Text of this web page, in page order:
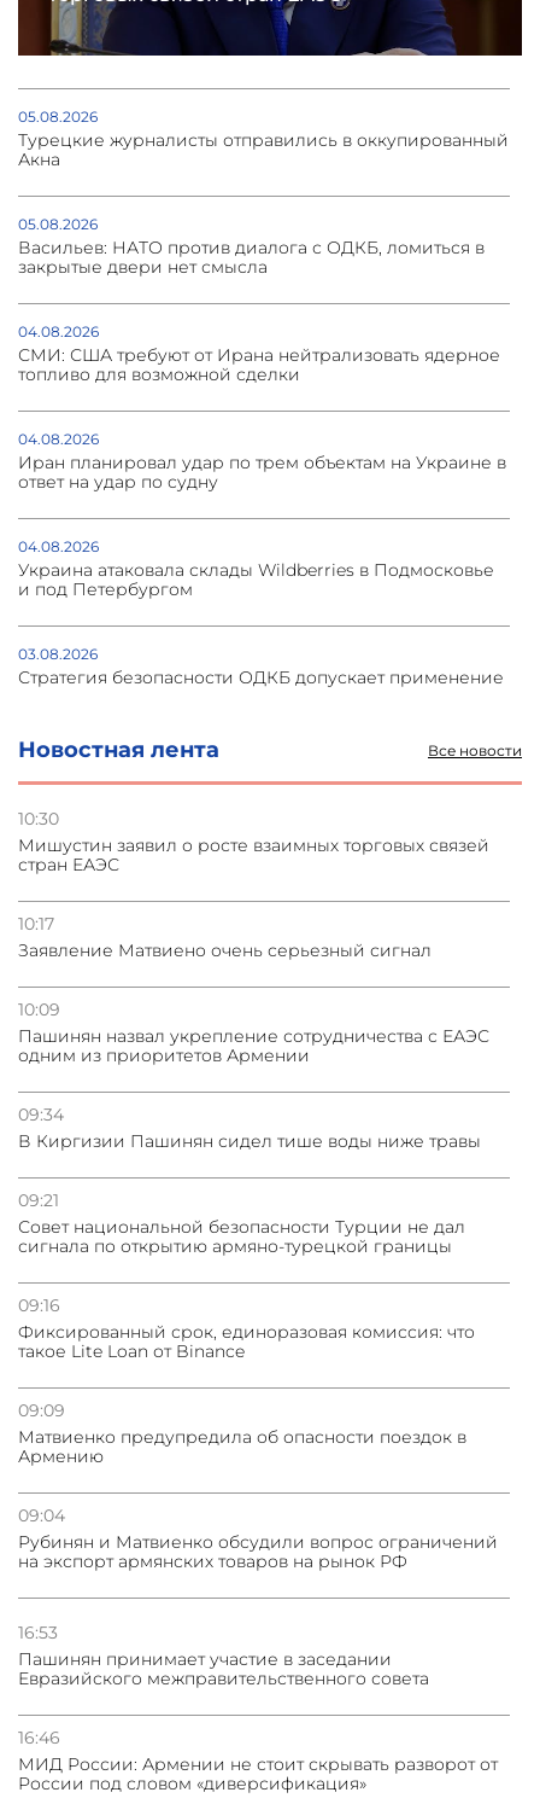
Новостная лента Все новости
10:30
Мишустин заявил о росте взаимных торговых связей
стран ЕАЭС
10:17
Заявление Матвиено очень серьезный сигнал
10:09
Пашинян назвал укрепление сотрудничества с ЕАЭС
одним из приоритетов Армении
09:34
В Киргизии Пашинян сидел тише воды ниже травы
09:21
Совет национальной безопасности Турции не дал
сигнала по открытию армяно-турецкой границы
09:16
Фиксированный срок, единоразовая комиссия: что
такое Lite Loan от Binance
09:09
Матвиенко предупредила об опасности поездок в
Армению
09:04
Рубинян и Матвиенко обсудили вопрос ограничений
на экспорт армянских товаров на рынок РФ
16:53
Пашинян принимает участие в заседании
Евразийского межправительственного совета
16:46
МИД России: Армении не стоит скрывать разворот от
России под словом «диверсификация»
05.08.2026
Турецкие журналисты отправились в оккупированный
Акна
05.08.2026
Васильев: НАТО против диалога с ОДКБ, ломиться в
закрытые двери нет смысла
04.08.2026
СМИ: США требуют от Ирана нейтрализовать ядерное
топливо для возможной сделки
04.08.2026
Иран планировал удар по трем объектам на Украине в
ответ на удар по судну
04.08.2026
Украина атаковала склады Wildberries в Подмосковье
и под Петербургом
03.08.2026
Стратегия безопасности ОДКБ допускает применение
03.08.2026
Нассим Талеб отказался выступить с лекцией в
31.07.2026
Грузия развивается несмотря на внешние шоки и
вызовы – минэкономики Грузии